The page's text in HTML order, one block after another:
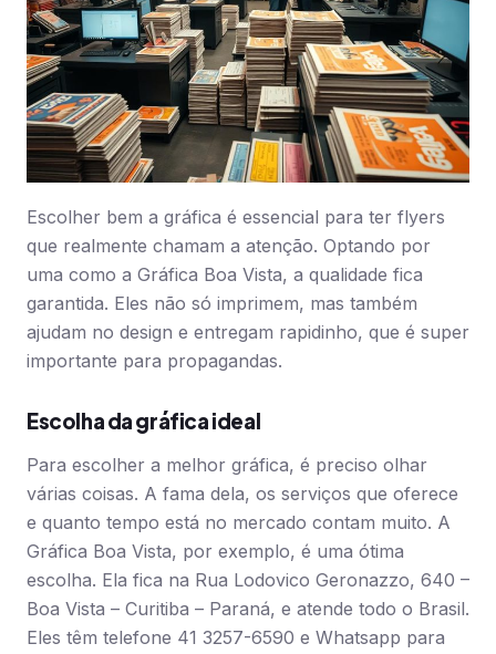
Escolher bem a gráfica é essencial para ter flyers
que realmente chamam a atenção. Optando por
uma como a Gráfica Boa Vista, a qualidade fica
garantida. Eles não só imprimem, mas também
ajudam no design e entregam rapidinho, que é super
importante para propagandas.
Escolha da gráfica ideal
Para escolher a melhor gráfica, é preciso olhar
várias coisas. A fama dela, os serviços que oferece
e quanto tempo está no mercado contam muito. A
Gráfica Boa Vista, por exemplo, é uma ótima
escolha. Ela fica na Rua Lodovico Geronazzo, 640 –
Boa Vista – Curitiba – Paraná, e atende todo o Brasil.
Eles têm telefone 41 3257-6590 e Whatsapp para